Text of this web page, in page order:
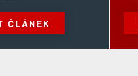
ČLÁNEK